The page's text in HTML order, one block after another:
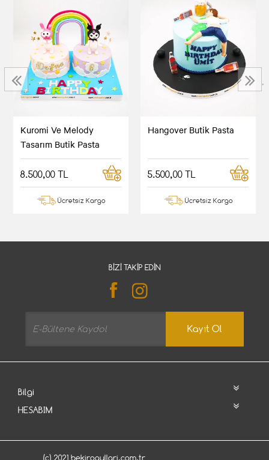
Kuromi Ve Melody
Tasarım Butik Pasta
8.500,00 TL
Ücretsiz Kargo
Hangover Butik Pasta
5.500,00 TL
Ücretsiz Kargo
‹ ›
BIZI TAKIP EDIN
Kayıt Ol
Bilgi
HESABIM
(c) 2021 bekirogullari.com.tr